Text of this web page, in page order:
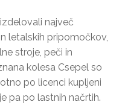
največ
letalskih pripomočkov,
stroje, peči in
kolesa Csepel so
po licenci kupljeni
pa po lastnih načrtih.